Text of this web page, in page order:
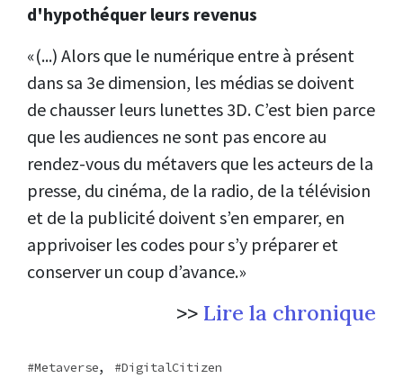
d'hypothéquer leurs revenus
«(...) Alors que le numérique entre à présent
dans sa 3e dimension, les médias se doivent
de chausser leurs lunettes 3D. C’est bien parce
que les audiences ne sont pas encore au
rendez-vous du métavers que les acteurs de la
presse, du cinéma, de la radio, de la télévision
et de la publicité doivent s’en emparer, en
apprivoiser les codes pour s’y préparer et
conserver un coup d’avance.»
>> Lire la chronique
Metaverse, DigitalCitizen